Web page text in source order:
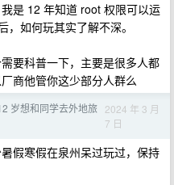
是 12 年知道 root 权限可以运
如何玩其实了解不深。
要科普一下，主要是很多人都
商他管你这少部分人群么
岁想和同学去外地旅 2024 年 3 月
7 日
假寒假在泉州呆过玩过，保持